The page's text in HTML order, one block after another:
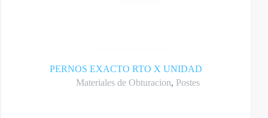
PERNOS EXACTO RTO X UNIDAD
Materiales de Obturacion, Postes